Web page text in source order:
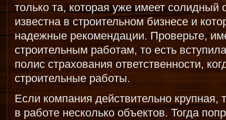
только та, которая уже имеет солидный
известна в строительном бизнесе и
надежные рекомендации. Проверьте,
строительным работам, то есть
полис страхования ответственности,
строительные работы.
Если компания действительно крупная,
в работе несколько объектов. Тогда